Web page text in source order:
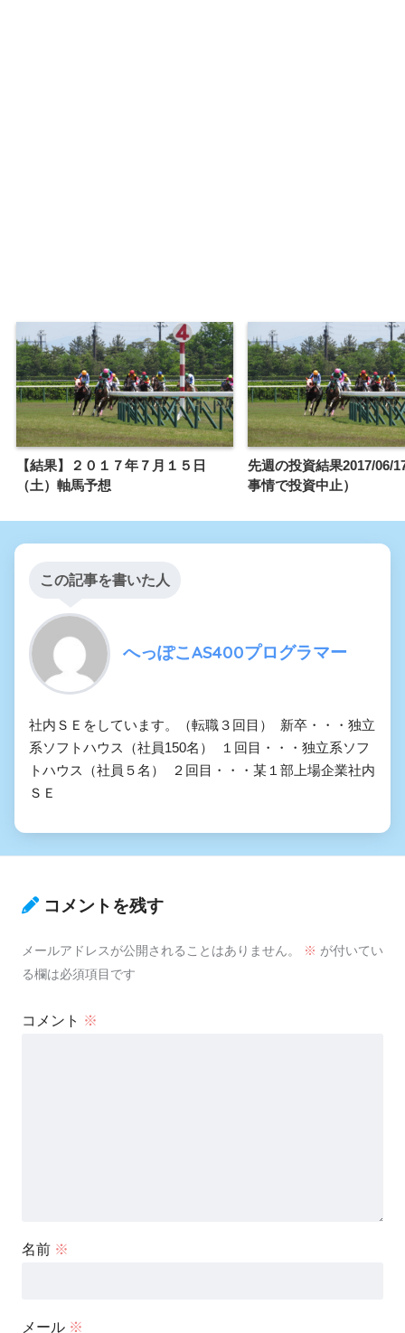
【結果】２０１７年７月１５日
（土）軸馬予想
先週の投資結果2017/06/
事情で投資中止）
この記事を書いた人
へっぽこAS400プログラマー
社内ＳＥをしています。（転職３回目） 新卒・・・独立
系ソフトハウス（社員150名） １回目・・・独立系ソフ
トハウス（社員５名） ２回目・・・某１部上場企業社内
ＳＥ
コメントを残す
メールアドレスが公開されることはありません。 ※ が付いてい
る欄は必須項目です
コメント ※
名前 ※
メール ※